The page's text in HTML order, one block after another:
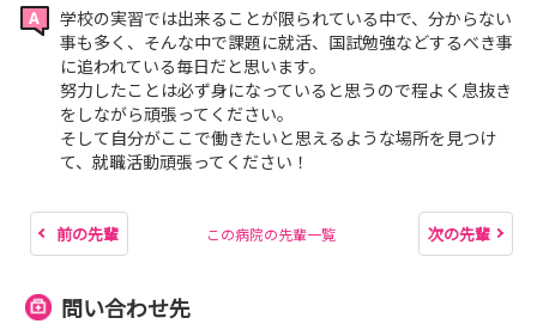
学校の実習では出来ることが限られている中で、分からない
事も多く、そんな中で課題に就活、国試勉強などするべき事
に追われている毎日だと思います。
努力したことは必ず身になっていると思うので程よく息抜き
をしながら頑張ってください。
そして自分がここで働きたいと思えるような場所を見つけ
て、就職活動頑張ってください！
前の先輩 この病院の先輩一覧 次の先輩
問い合わせ先